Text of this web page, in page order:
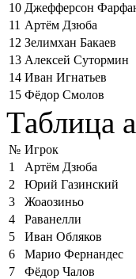
10 Джефферсон
11 Артём Дзюба
12 Зелимхан Бакаев
13 Алексей Сутормин
14 Иван Игнатьев
15 Фёдор Смолов
Таблица
№ Игрок
1
Артём Дзюба
2
Юрий Газинский
3
Жоаозиньо
4
Раванелли
5
Иван Обляков
6
Марио Фернандес
7
Фёдор Чалов